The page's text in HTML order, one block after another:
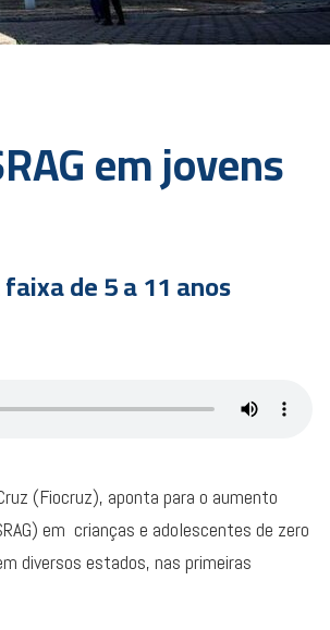
em jovens
de 5 a 11 anos
(Fiocruz), aponta para o aumento
em crianças e adolescentes de zero
diversos estados, nas primeiras